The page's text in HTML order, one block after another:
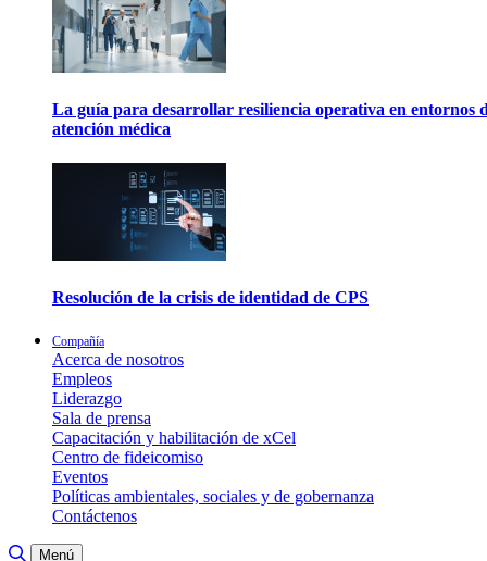
La guía para desarrollar resiliencia operativa en entornos
atención médica
Resolución de la crisis de identidad de CPS
Compañía
Acerca de nosotros
Empleos
Liderazgo
Sala de prensa
Capacitación y habilitación de xCel
Centro de fideicomiso
Eventos
Políticas ambientales, sociales y de gobernanza
Contáctenos
Alternar búsqueda
Menú